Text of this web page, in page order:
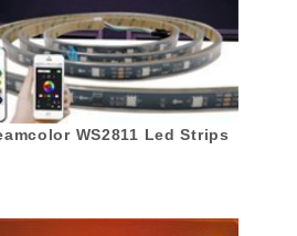
WS2811 Led Strips